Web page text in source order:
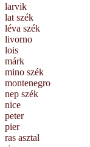
larvik
lat szék
léva szék
livorno
lois
márk
mino szék
montenegro
nep szék
nice
peter
pier
ras asztal